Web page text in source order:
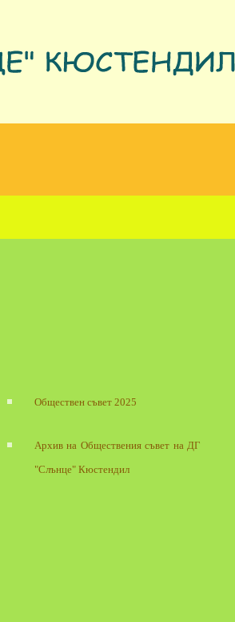
Обществен съвет 2025
Архив на Обществения съвет на ДГ
"Слънце" Кюстендил